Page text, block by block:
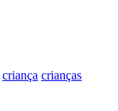
criança crianças